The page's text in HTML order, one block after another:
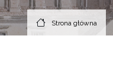
Strona główna